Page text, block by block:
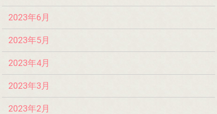
2023年6月
2023年5月
2023年4月
2023年3月
2023年2月